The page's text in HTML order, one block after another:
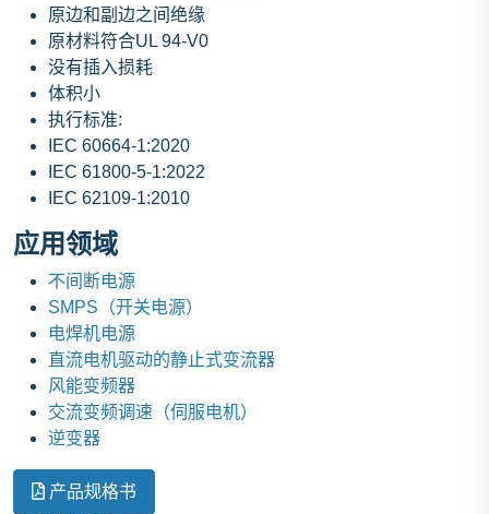
原边和副边之间绝缘
原材料符合UL 94-V0
没有插入损耗
体积小
执行标准:
IEC 60664-1:2020
IEC 61800-5-1:2022
IEC 62109-1:2010
应用领域
不间断电源
SMPS（开关电源）
电焊机电源
直流电机驱动的静止式变流器
风能变频器
交流变频调速（伺服电机）
逆变器
产品规格书